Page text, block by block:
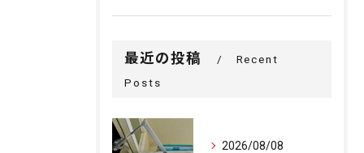
最近の投稿
Recent
Posts
2026/08/08